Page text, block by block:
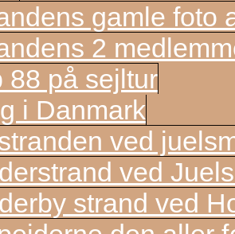
gamle foto
2
88 på sejltur
i Danmark
ved
ved
strand ved